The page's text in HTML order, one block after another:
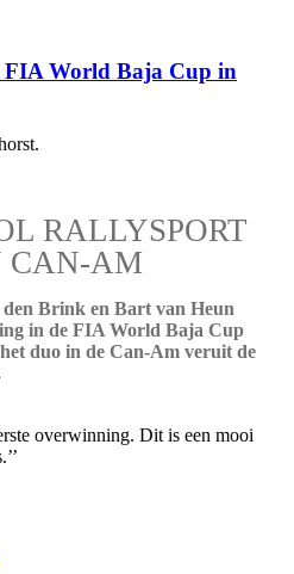
World Baja Cup in
RALLYSPORT
CAN-AM
Brink en Bart van Heun
in de FIA World Baja Cup
duo in de Can-Am veruit de
overwinning. Dit is een mooi